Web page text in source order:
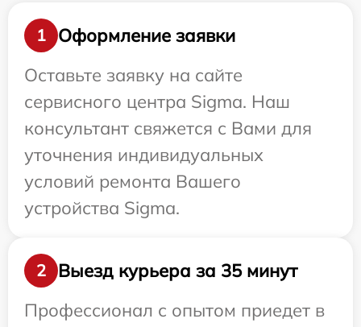
1
Оформление заявки
Оставьте заявку на сайте
сервисного центра Sigma. Наш
консультант свяжется с Вами для
уточнения индивидуальных
условий ремонта Вашего
устройства Sigma.
2
Выезд курьера за 35 минут
Профессионал с опытом приедет в